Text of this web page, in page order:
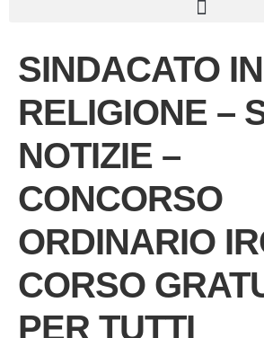
SINDACATO
RELIGIONE –
NOTIZIE –
CONCORSO
ORDINARIO
CORSO
PER TUTTI